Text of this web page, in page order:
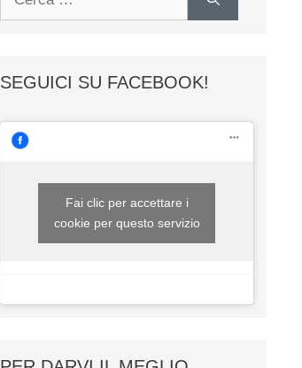
SEGUICI SU FACEBOOK!
Fai clic per accettare i
cookie per questo servizio